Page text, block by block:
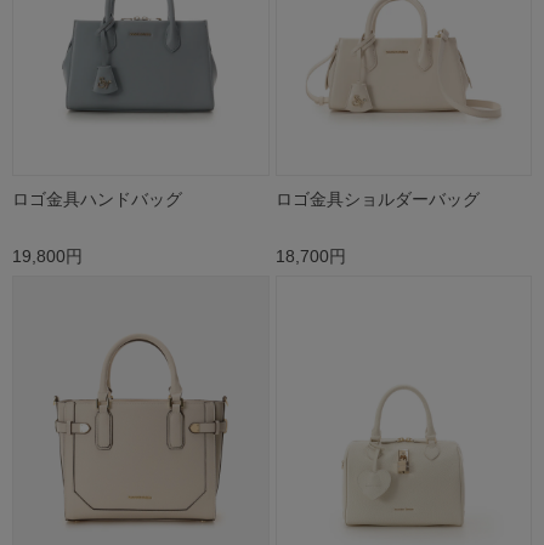
ロゴ金具ハンドバッグ
19,800円
ロゴ金具ショルダーバッグ
18,700円